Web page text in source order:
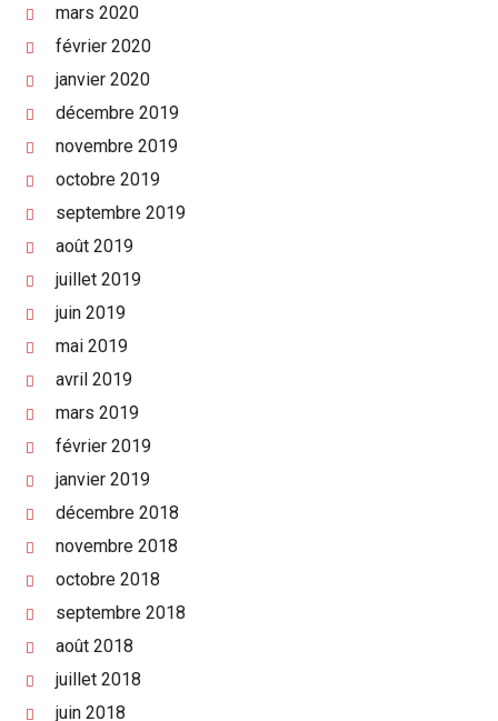
mars 2020
février 2020
janvier 2020
décembre 2019
novembre 2019
octobre 2019
septembre 2019
août 2019
juillet 2019
juin 2019
mai 2019
avril 2019
mars 2019
février 2019
janvier 2019
décembre 2018
novembre 2018
octobre 2018
septembre 2018
août 2018
juillet 2018
juin 2018